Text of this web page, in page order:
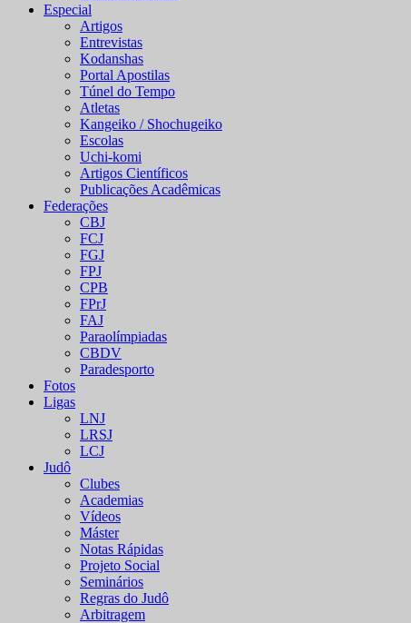
Especial
Artigos
Entrevistas
Kodanshas
Portal Apostilas
Túnel do Tempo
Atletas
Kangeiko / Shochugeiko
Escolas
Uchi-komi
Artigos Científicos
Publicações Acadêmicas
Federações
CBJ
FCJ
FGJ
FPJ
CPB
FPrJ
FAJ
Paraolímpiadas
CBDV
Paradesporto
Fotos
Ligas
LNJ
LRSJ
LCJ
Judô
Clubes
Academias
Vídeos
Máster
Notas Rápidas
Projeto Social
Seminários
Regras do Judô
Arbitragem